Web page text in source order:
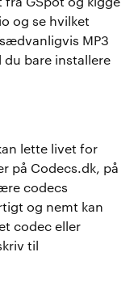
og se hvilket
MP3
du bare installere
lette livet for
på Codecs.dk, på
codecs
og nemt kan
codec eller
til